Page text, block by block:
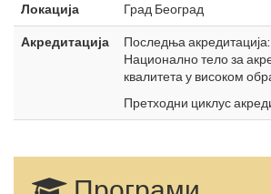
Локација
Град Београд
Акредитација
Последња
Национално тело за
квалитета у високом
Претходни циклус